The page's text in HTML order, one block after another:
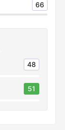
66
48
51